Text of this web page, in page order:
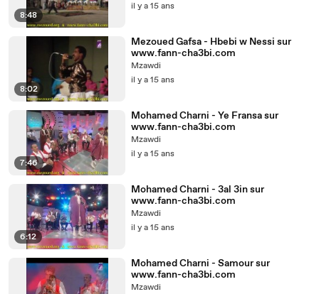
8:48
il y a 15 ans
8:02
Mezoued Gafsa - Hbebi w Nessi sur
www.fann-cha3bi.com
Mzawdi
il y a 15 ans
7:46
Mohamed Charni - Ye Fransa sur
www.fann-cha3bi.com
Mzawdi
il y a 15 ans
6:12
Mohamed Charni - 3al 3in sur
www.fann-cha3bi.com
Mzawdi
il y a 15 ans
Mohamed Charni - Samour sur
www.fann-cha3bi.com
Mzawdi